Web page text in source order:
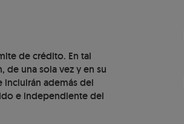
de crédito. En tal
de una sola vez y en su
además del
e independiente del